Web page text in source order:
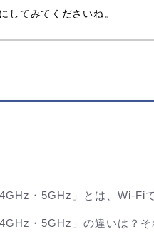
にしてみてくださいね。
・5GHz」とは、Wi-Fi
・5GHz」の違いは？